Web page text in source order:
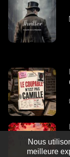
Nous
meilleure